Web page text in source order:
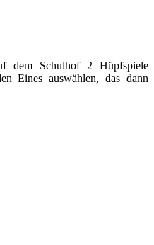
dem Schulhof 2 Hüpfspiele
Eines auswählen, das dann